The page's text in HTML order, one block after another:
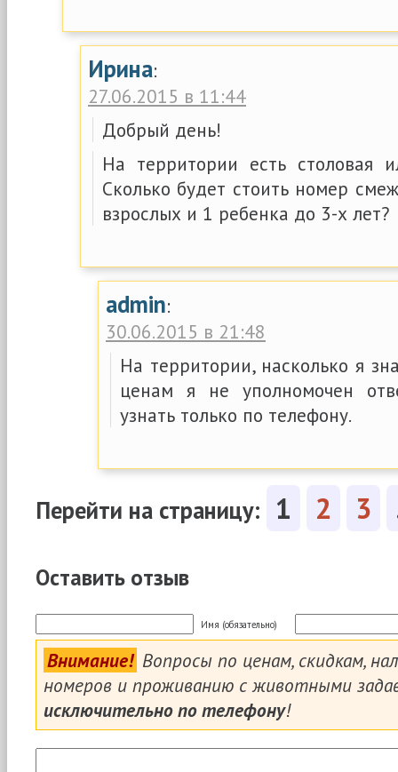
Ирина:
27.06.2015 в 11:44
Добрый день!
На территории есть столовая
Сколько будет стоить номер
взрослых и 1 ребенка до 3-х лет?
admin:
30.06.2015 в 21:48
На территории, насколько я
ценам я не уполномочен
узнать только по телефону.
Перейти на страницу: 1 2 3
Оставить отзыв
Имя (обязательно)
Внимание! Вопросы по ценам, скидкам,
номеров и проживанию с животными
исключительно по телефону!